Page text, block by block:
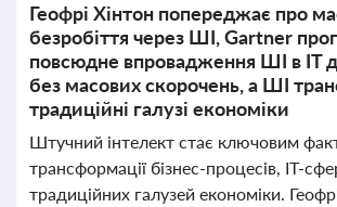
Геофрі Хінтон попереджає про
безробіття через ШІ, Gartner
повсюдне впровадження ШІ в IT
без масових скорочень, а ШІ
традиційні галузі економіки
Штучний інтелект стає ключовим
трансформації бізнес-процесів, IT-
традиційних галузей економіки.